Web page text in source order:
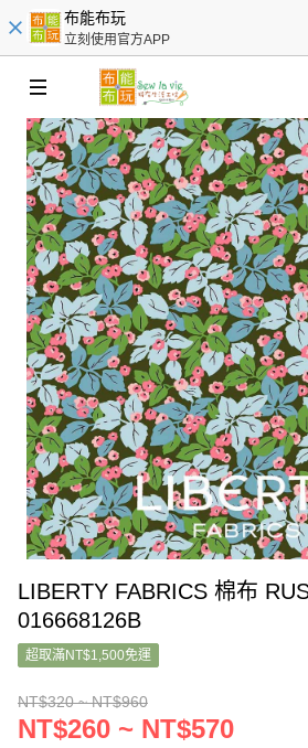
布能布玩
立刻使用官方APP
LIBERTY FABRICS 棉布
016668126B
超取滿NT$1,500免運
NT$320 ~ NT$960
NT$260 ~ NT$570